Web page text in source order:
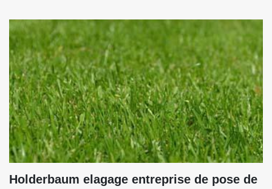
Holderbaum elagage entreprise de pose de